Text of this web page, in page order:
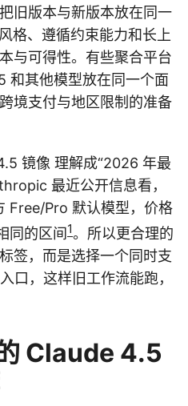
旧版本与新版本放在同一
格、遵循约束能力和长上
与可得性。有些聚合平台
和其他模型放在同一个面
境支付与地区限制的准备
镜像 理解成“2026 年最
最近公开信息看，
Free/Pro 默认模型，价格
同的区间 1。所以更合理的
签，而是选择一个同时支
口，这样旧工作流能跑，
Claude 4.5